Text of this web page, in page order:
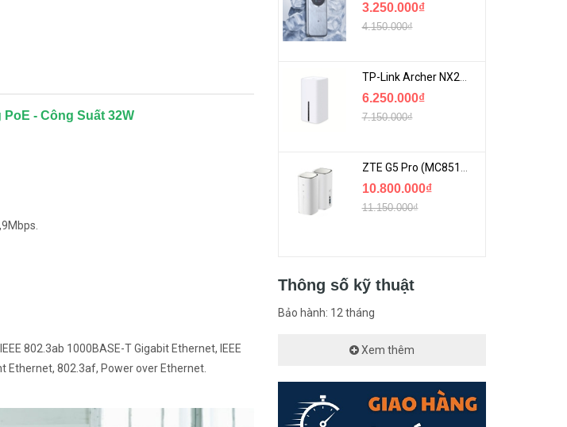
- Công Suất 32W
802.3ab 1000BASE-T Gigabit Ethernet, IEEE
Ethernet, 802.3af, Power over Ethernet.
3.250.000₫
4.150.000₫
TP-Link Archer NX200 | Bộ Phát WiFi Dùng Sim 5G Tốc Độ Cao Mới FullBox
6.250.000₫
7.150.000₫
ZTE G5 Pro (MC8512) | Router 5G WiFi7 Be7200 Hỗ Trợ Băng Tần 6Ghz Cực Mạnh
10.800.000₫
11.150.000₫
Thông số kỹ thuật
Bảo hành: 12 tháng
Xem thêm